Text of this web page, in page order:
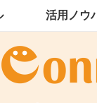
活用ノウ